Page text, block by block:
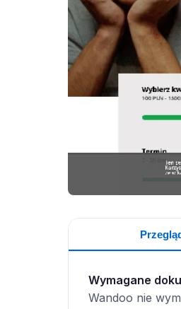
Wymagane
Wandoo nie